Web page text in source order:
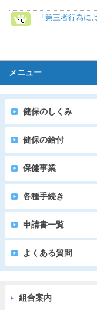
「第三者行為に
メニュー
健保のしくみ
健保の給付
保健事業
各種手続き
申請書一覧
よくある質問
組合案内